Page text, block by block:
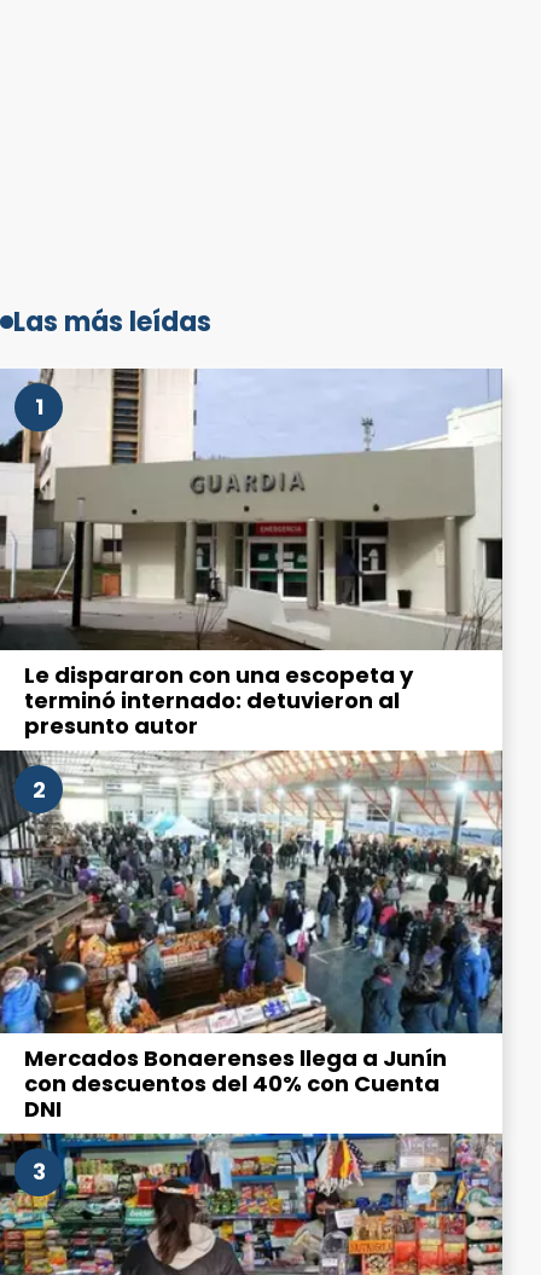
Las más leídas
1
Le dispararon con una escopeta y
terminó internado: detuvieron al
presunto autor
2
Mercados Bonaerenses llega a Junín
con descuentos del 40% con Cuenta
DNI
3